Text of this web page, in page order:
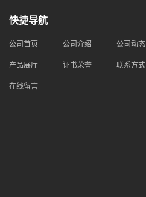
快捷导航
公司首页 公司介绍 公司动态
产品展厅 证书荣誉 联系方式
在线留言